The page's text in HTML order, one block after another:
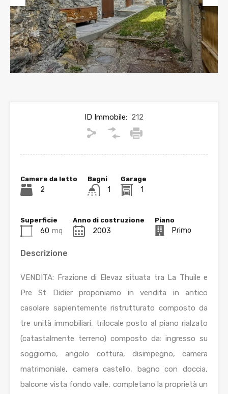
Previous Next
ID Immobile: 212
Camere da letto
2
Bagni
1
Garage
1
Superficie
60 mq
Anno di costruzione
2003
Piano
Primo
Descrizione
VENDITA: Frazione di Elevaz situata tra La Thuile e
Pre St Didier proponiamo in vendita in antico
casolare sapientemente ristrutturato composto da
tre unità immobiliari, trilocale posto al piano rialzato
(catastalmente terreno) composto da: ingresso su
soggiorno, angolo cottura, disimpegno, camera
matrimoniale, camera castello, bagno con doccia,
balcone vista fondo valle, completano la proprietà un